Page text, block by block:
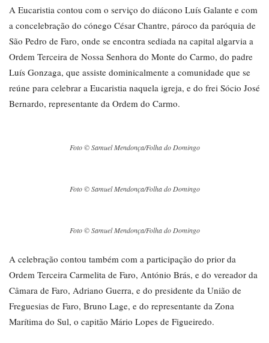
A Eucaristia contou com o serviço do diácono Luís Galante e com
a concelebração do cónego César Chantre, pároco da paróquia de
São Pedro de Faro, onde se encontra sediada na capital algarvia a
Ordem Terceira de Nossa Senhora do Monte do Carmo, do padre
Luís Gonzaga, que assiste dominicalmente a comunidade que se
reúne para celebrar a Eucaristia naquela igreja, e do frei Sócio José
Bernardo, representante da Ordem do Carmo.
Foto © Samuel Mendonça/Folha do Domingo
Foto © Samuel Mendonça/Folha do Domingo
Foto © Samuel Mendonça/Folha do Domingo
A celebração contou também com a participação do prior da
Ordem Terceira Carmelita de Faro, António Brás, e do vereador da
Câmara de Faro, Adriano Guerra, e do presidente da União de
Freguesias de Faro, Bruno Lage, e do representante da Zona
Marítima do Sul, o capitão Mário Lopes de Figueiredo.